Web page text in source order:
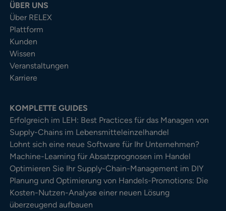
ÜBER UNS
Über RELEX
Plattform
Kunden
Wissen
Veranstaltungen
Karriere
KOMPLETTE GUIDES
Erfolgreich im LEH: Best Practices für das Managen von
Supply-Chains im Lebensmitteleinzelhandel
Lohnt sich eine neue Software für Ihr Unternehmen?
Machine-Learning für Absatzprognosen im Handel
Optimieren Sie Ihr Supply-Chain-Management im DIY
Planung und Optimierung von Handels-Promotions: Die
Kosten-Nutzen-Analyse einer neuen Lösung
überzeugend aufbauen